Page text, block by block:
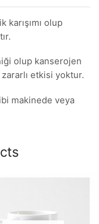
karışımı olup
olup kanserojen
etkisi yoktur.
makinede veya